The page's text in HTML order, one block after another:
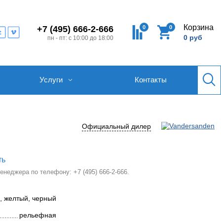
+7 (495) 666-2-666
пн - пт: с 10:00 до 18:00
0 0 Корзина
0 руб
Услуги Контакты
Официальный дилер
по телефону: +7 (495) 666-2-666.
желтый, черный
рельефная